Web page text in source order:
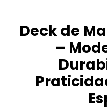
Deck de
–